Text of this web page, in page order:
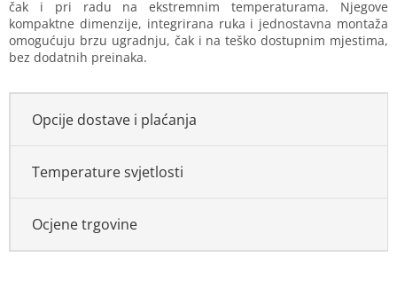
čak i pri radu na ekstremnim temperaturama. Njegove
kompaktne dimenzije, integrirana ruka i jednostavna montaža
omogućuju brzu ugradnju, čak i na teško dostupnim mjestima,
bez dodatnih preinaka.
Opcije dostave i plaćanja
Temperature svjetlosti
Ocjene trgovine